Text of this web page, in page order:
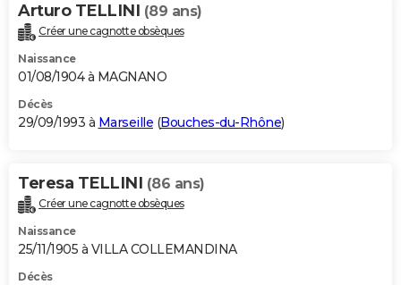
Arturo TELLINI (89 ans)
Créer une cagnotte obsèques
Naissance
01/08/1904 à MAGNANO
Décès
29/09/1993 à Marseille (Bouches-du-Rhône)
Teresa TELLINI (86 ans)
Créer une cagnotte obsèques
Naissance
25/11/1905 à VILLA COLLEMANDINA
Décès